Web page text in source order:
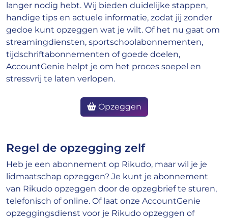
langer nodig hebt. Wij bieden duidelijke stappen,
handige tips en actuele informatie, zodat jij zonder
gedoe kunt opzeggen wat je wilt. Of het nu gaat om
streamingdiensten, sportschoolabonnementen,
tijdschriftabonnementen of goede doelen,
AccountGenie helpt je om het proces soepel en
stressvrij te laten verlopen.
Opzeggen
Regel de opzegging zelf
Heb je een abonnement op Rikudo, maar wil je je
lidmaatschap opzeggen? Je kunt je abonnement
van Rikudo opzeggen door de opzegbrief te sturen,
telefonisch of online. Of laat onze AccountGenie
opzeggingsdienst voor je Rikudo opzeggen of